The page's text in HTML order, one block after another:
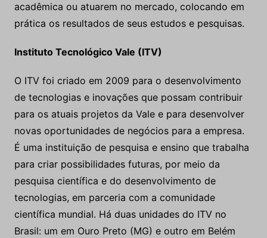
acadêmica ou atuarem no mercado, colocando em
prática os resultados de seus estudos e pesquisas.
Instituto Tecnológico Vale (ITV)
O ITV foi criado em 2009 para o desenvolvimento
de tecnologias e inovações que possam contribuir
para os atuais projetos da Vale e para desenvolver
novas oportunidades de negócios para a empresa.
É uma instituição de pesquisa e ensino que trabalha
para criar possibilidades futuras, por meio da
pesquisa científica e do desenvolvimento de
tecnologias, em parceria com a comunidade
científica mundial. Há duas unidades do ITV no
Brasil: um em Ouro Preto (MG) e outro em Belém